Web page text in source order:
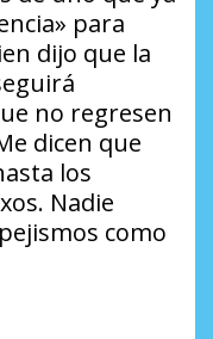
para
dijo que la
no regresen
dicen que
los
Nadie
como